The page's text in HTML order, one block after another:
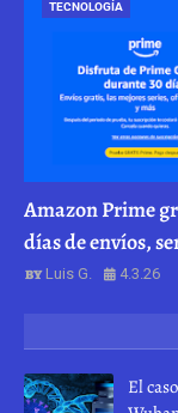
TECNOLOGÍA
Amazon Prime
días de envíos,
Luis G. 4.3.26
El